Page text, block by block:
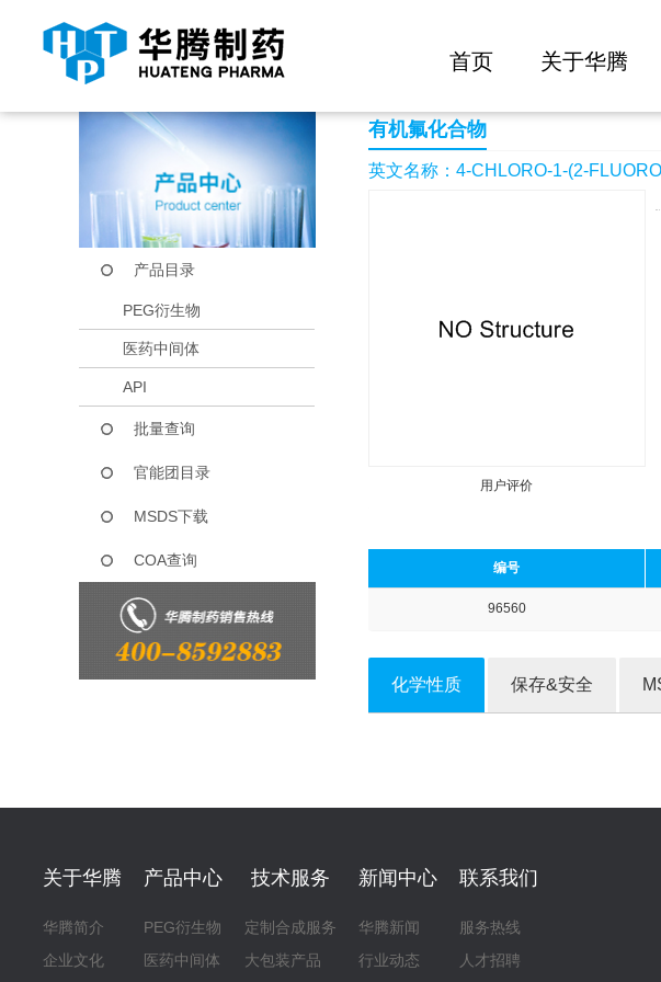
首页 关于华腾
当前位置： 首页 产品中心 4-CHLORO-1-(2-FLUORO-BENZYL)-1H-
产品目录
PEG衍生物
医药中间体
API
批量查询
官能团目录
MSDS下载
COA查询
有机氟化合物
英文名称：4-CHLORO-1-(2-
用户评价
编号
96560
化学性质 保存&安全
关于华腾
华腾简介
企业文化
产品中心
PEG衍生物
医药中间体
技术服务
定制合成服务
大包装产品
新闻中心
华腾新闻
行业动态
联系我们
服务热线
人才招聘